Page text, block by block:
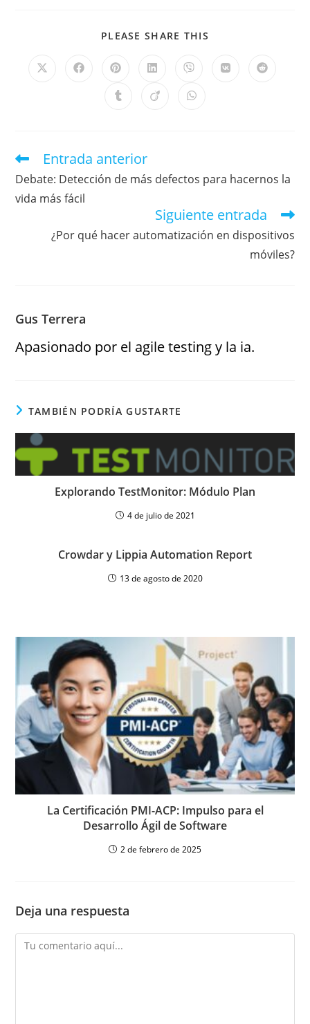
PLEASE SHARE THIS
Entrada anterior
Debate: Detección de más defectos para hacernos la
vida más fácil
Siguiente entrada
¿Por qué hacer automatización en dispositivos
móviles?
Gus Terrera
Apasionado por el agile testing y la ia.
TAMBIÉN PODRÍA GUSTARTE
Explorando TestMonitor: Módulo Plan
4 de julio de 2021
Crowdar y Lippia Automation Report
13 de agosto de 2020
La Certificación PMI-ACP: Impulso para el
Desarrollo Ágil de Software
2 de febrero de 2025
Deja una respuesta